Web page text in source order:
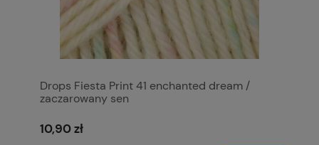
Drops Fiesta Print 41 enchanted dream /
zaczarowany sen
10,90 zł